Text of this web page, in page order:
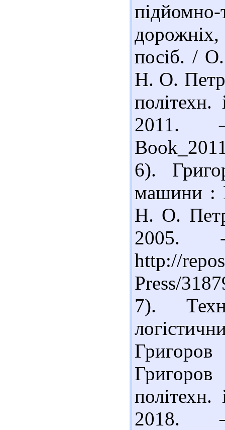
посіб. /
Н. О.
6).
машини :
Н. О.
http://
Press/
7).